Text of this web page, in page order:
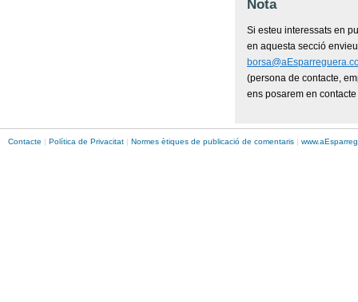
Nota
Si esteu interessats en
en aquesta secció
(persona de contacte,
ens posarem en
Contacte | Política de Privacitat | Normes ètiques de publicació de comentaris | www.